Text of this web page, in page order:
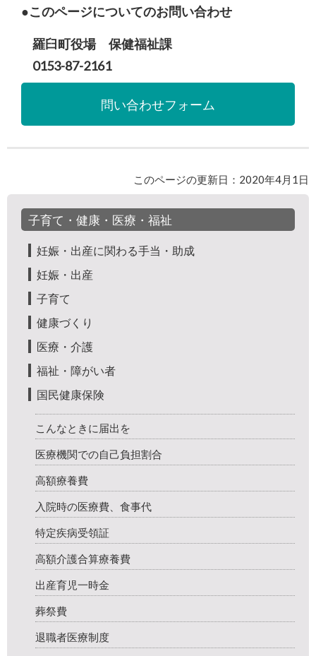
子育て・健康・医療・福祉
妊娠・出産に関わる手当・助成
妊娠・出産
子育て
健康づくり
医療・介護
福祉・障がい者
国民健康保険
こんなときに届出を
医療機関での自己負担割合
高額療養費
入院時の医療費、食事代
特定疾病受領証
高額介護合算療養費
出産育児一時金
葬祭費
退職者医療制度
このページについてのお問い合わせ
羅臼町役場 保健福祉課
0153-87-2161
問い合わせフォーム
このページの更新日：2020年4月1日